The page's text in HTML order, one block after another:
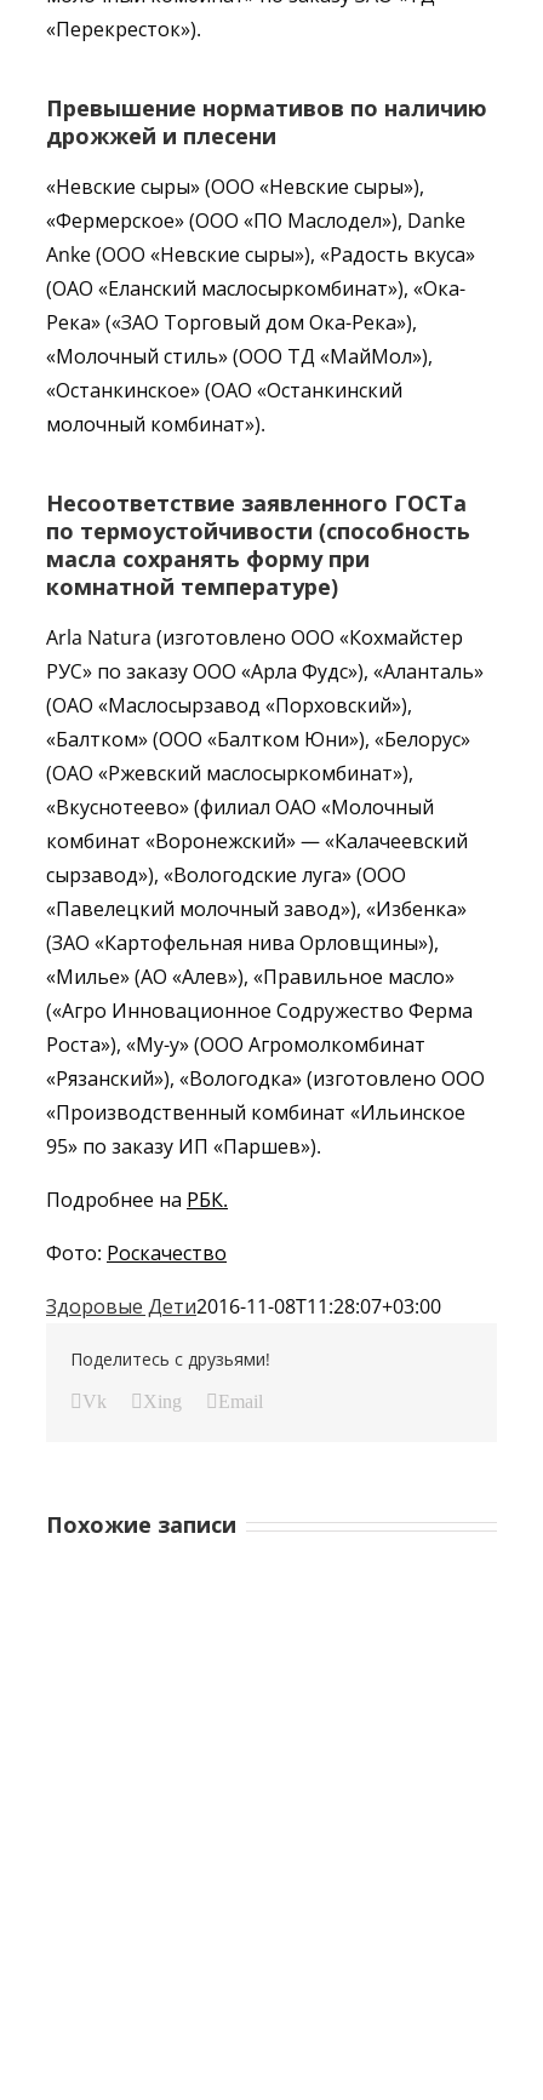
«Перекресток»).
Превышение нормативов по наличию
дрожжей и плесени
«Невские сыры» (ООО «Невские сыры»),
«Фермерское» (ООО «ПО Маслодел»), Danke
Anke (ООО «Невские сыры»), «Радость вкуса»
(ОАО «Еланский маслосыркомбинат»), «Ока-
Река» («ЗАО Торговый дом Ока-Река»),
«Молочный стиль» (ООО ТД «МайМол»),
«Останкинское» (ОАО «Останкинский
молочный комбинат»).
Несоответствие заявленного ГОСТа
по термоустойчивости (способность
масла сохранять форму при
комнатной температуре)
Arla Natura (изготовлено ООО «Кохмайстер
РУС» по заказу ООО «Арла Фудс»), «Аланталь»
(ОАО «Маслосырзавод «Порховский»),
«Балтком» (ООО «Балтком Юни»), «Белорус»
(ОАО «Ржевский маслосыркомбинат»),
«Вкуснотеево» (филиал ОАО «Молочный
комбинат «Воронежский» — «Калачеевский
сырзавод»), «Вологодские луга» (ООО
«Павелецкий молочный завод»), «Избенка»
(ЗАО «Картофельная нива Орловщины»),
«Милье» (АО «Алев»), «Правильное масло»
(«Агро Инновационное Содружество Ферма
Роста»), «Му-у» (ООО Агромолкомбинат
«Рязанский»), «Вологодка» (изготовлено ООО
«Производственный комбинат «Ильинское
95» по заказу ИП «Паршев»).
Подробнее на РБК.
Фото: Роскачество
Здоровые Дети2016-11-08T11:28:07+03:00
Поделитесь с друзьями!
Vk Xing Email
Похожие записи